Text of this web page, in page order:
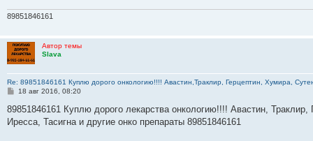
89851846161
Автор темы
Slava
Re: 89851846161 Куплю дорого онкологию!!!! Авастин,Траклир, Герцептин, Хумира,
С
о
щ
18 авг 2016, 08:20
89851846161 Куплю дорого лекарства онкологию!!!! Авастин,
Иресса, Тасигна и другие онко препараты 89851846161